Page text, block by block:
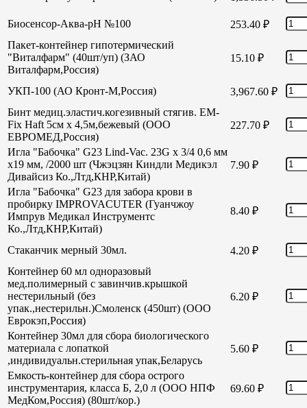
Биосенсор-Аква-рН №100 253.40 ₽
Пакет-контейнер гипотермический
"Виталфарм" (40шт/уп) (ЗАО
Виталфарм,Россия)
15.10 ₽
УКП-100 (АО Кронт-М,Россия) 3,967.60 ₽
Бинт медиц.эластич.когезивный стягив. EM-
Fix Haft 5см х 4,5м,бежевый (ООО
ЕВРОМЕД,Россия)
227.70 ₽
Игла "Бабочка" G23 Lind-Vac. 23G х 3/4 0,6 мм
х19 мм, /2000 шт (Чжэцзян Киндли Медикэл
Дивайсиз Ко.,Лтд,КНР,Китай)
7.90 ₽
Игла "Бабочка" G23 для забора крови в
пробирку IMPROVACUTER (Гуанчжоу
Импрув Медикал Инструментс
Ко.,Лтд,КНР,Китай)
8.40 ₽
Стаканчик мерный 30мл. 4.20 ₽
Контейнер 60 мл одноразовый
мед.полимерный с завинчив.крышкой
нестерильный (без
упак.,нестерильн.)Смоленск (450шт) (ООО
Еврокэп,Россия)
6.20 ₽
Контейнер 30мл для сбора биологического
материала с лопаткой
,индивидуальн.стерильная упак,Беларусь
5.60 ₽
Емкость-контейнер для сбора острого
инструментария, класса Б, 2,0 л (ООО НПФ
МедКом,Россия) (80шт/кор.)
69.60 ₽